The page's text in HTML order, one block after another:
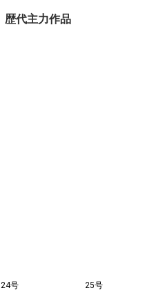
歴代主力作品
24号 25号